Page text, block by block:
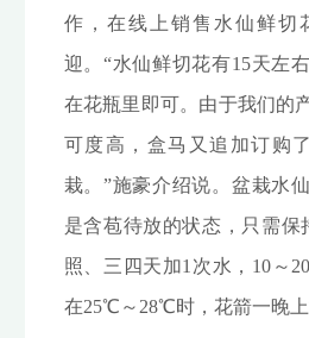
作，在线上销售水仙鲜切
迎。“水仙鲜切花有15天左
在花瓶里即可。由于我们的
可度高，盒马又追加订购
栽。”施豪介绍说。盆栽水
是含苞待放的状态，只需保
照、三四天加1次水，10～
在25℃～28℃时，花箭一晚上